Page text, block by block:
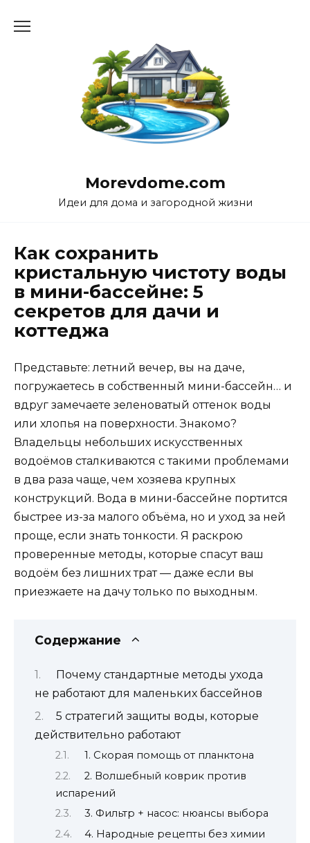
Morevdome.com
Идеи для дома и загородной жизни
Как сохранить
кристальную чистоту воды
в мини-бассейне: 5
секретов для дачи и
коттеджа
Представьте: летний вечер, вы на даче,
погружаетесь в собственный мини-бассейн… и
вдруг замечаете зеленоватый оттенок воды
или хлопья на поверхности. Знакомо?
Владельцы небольших искусственных
водоёмов сталкиваются с такими проблемами
в два раза чаще, чем хозяева крупных
конструкций. Вода в мини-бассейне портится
быстрее из-за малого объёма, но и уход за ней
проще, если знать тонкости. Я раскрою
проверенные методы, которые спасут ваш
водоём без лишних трат — даже если вы
приезжаете на дачу только по выходным.
Содержание
Почему стандартные методы ухода
не работают для маленьких бассейнов
5 стратегий защиты воды, которые
действительно работают
1. Скорая помощь от планктона
2. Волшебный коврик против
испарений
3. Фильтр + насос: нюансы выбора
4. Народные рецепты без химии